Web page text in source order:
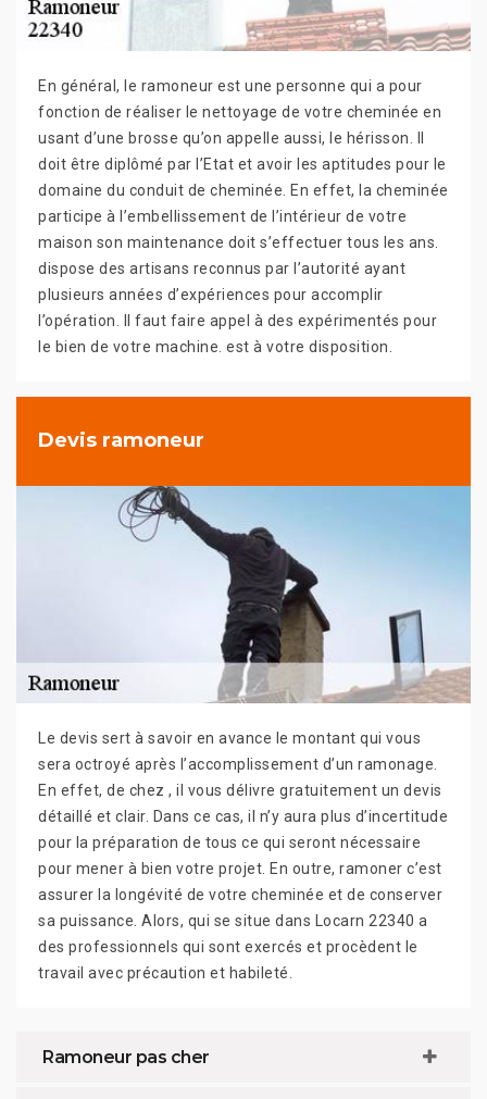
En général, le ramoneur est une personne qui a pour
fonction de réaliser le nettoyage de votre cheminée en
usant d’une brosse qu’on appelle aussi, le hérisson. Il
doit être diplômé par l’Etat et avoir les aptitudes pour le
domaine du conduit de cheminée. En effet, la cheminée
participe à l’embellissement de l’intérieur de votre
maison son maintenance doit s’effectuer tous les ans.
dispose des artisans reconnus par l’autorité ayant
plusieurs années d’expériences pour accomplir
l’opération. Il faut faire appel à des expérimentés pour
le bien de votre machine. est à votre disposition.
Devis ramoneur
Le devis sert à savoir en avance le montant qui vous
sera octroyé après l’accomplissement d’un ramonage.
En effet, de chez , il vous délivre gratuitement un devis
détaillé et clair. Dans ce cas, il n’y aura plus d’incertitude
pour la préparation de tous ce qui seront nécessaire
pour mener à bien votre projet. En outre, ramoner c’est
assurer la longévité de votre cheminée et de conserver
sa puissance. Alors, qui se situe dans Locarn 22340 a
des professionnels qui sont exercés et procèdent le
travail avec précaution et habileté.
Ramoneur pas cher